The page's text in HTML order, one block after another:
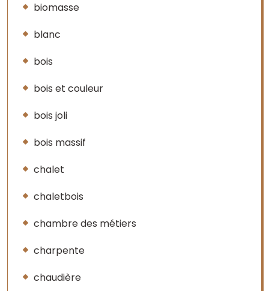
biomasse
blanc
bois
bois et couleur
bois joli
bois massif
chalet
chaletbois
chambre des métiers
charpente
chaudière